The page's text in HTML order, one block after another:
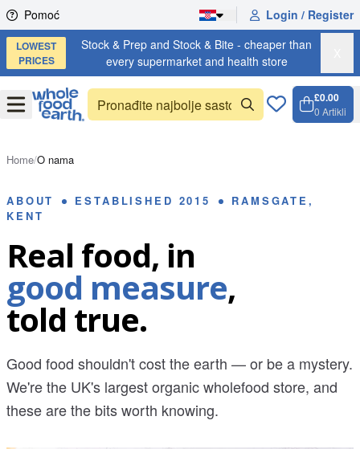
Skip to content
Pomoć Login / Register
LOWEST
PRICES
Stock & Prep and Stock & Bite - cheaper than
every supermarket and health store
OpenMenu
£0.00
0 Artikli
Home/O nama
ABOUT ESTABLISHED 2015
RAMSGATE,
KENT
Real food, in
good measure,
told true.
Good food shouldn't cost the earth — or be a mystery.
We're the UK's largest organic wholefood store, and
these are the bits worth knowing.